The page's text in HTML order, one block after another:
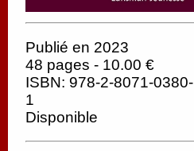
Publié en 2023
48 pages - 10.00 €
ISBN: 978-2-8071-0380-
1
Disponible